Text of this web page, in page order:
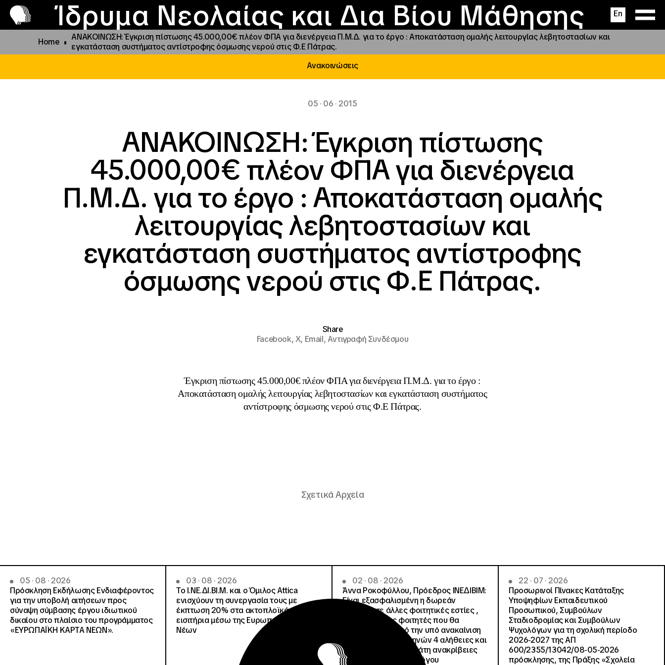
Ίδρυμα Νεολαίας και Δια Βίου Μάθησης En
Το ΙΝΕΔΙΒΙΜ
Προγράμματα και δράσεις
Φοιτητικές Εστίες
Παραχώρηση αιγίδας
Νέα
Επικοινωνία
Home
ΑΝΑΚΟΙΝΩΣΗ: Έγκριση πίστωσης 45.000,00€ πλέον ΦΠΑ για διενέργεια Π.Μ.Δ. για το έργο : Αποκατάσταση ομαλής λειτουργίας λεβητοστασίων και
εγκατάσταση συστήματος αντίστροφης όσμωσης νερού στις Φ.Ε Πάτρας.
Ανακοινώσεις
05 · 06 · 2015
ΑΝΑΚΟΙΝΩΣΗ: Έγκριση πίστωσης
45.000,00€ πλέον ΦΠΑ για διενέργεια
Π.Μ.Δ. για το έργο : Αποκατάσταση ομαλής
λειτουργίας λεβητοστασίων και
εγκατάσταση συστήματος αντίστροφης
όσμωσης νερού στις Φ.Ε Πάτρας.
Share
Facebook,X, Email,Αντιγραφή Συνδέσμου
Έγκριση πίστωσης 45.000,00€ πλέον ΦΠΑ για διενέργεια Π.Μ.Δ. για το έργο :
Αποκατάσταση ομαλής λειτουργίας λεβητοστασίων και εγκατάσταση συστήματος
αντίστροφης όσμωσης νερού στις Φ.Ε Πάτρας.
Σχετικά Αρχεία
05 · 08 · 2026
Πρόσκληση Εκδήλωσης Ενδιαφέροντος
για την υποβολή αιτήσεων προς
σύναψη σύμβασης έργου ιδιωτικού
δικαίου στο πλαίσιο του προγράμματος
«ΕΥΡΩΠΑΪΚΗ ΚΑΡΤΑ ΝΕΩΝ».
03 · 08 · 2026
Το Ι.ΝΕ.ΔΙ.ΒΙ.Μ. και o Όμιλος Attica
ενισχύουν τη συνεργασία τους με
έκπτωση 20% στα ακτοπλοϊκά
εισιτήρια μέσω της Ευρωπαϊκής Κάρτας
Νέων
02 · 08 · 2026
Άννα Ροκοφύλλου, Πρόεδρος ΙΝΕΔΙΒΙΜ:
Είναι εξασφαλισμένη η δωρεάν
στέγαση σε άλλες φοιτητικές εστίες ,
για όλους τους φοιτητές που θα
μετακινηθούν από την υπό ανακαίνιση
Φοιτητική Εστία Αθηνών 4 αλήθειες και
4 ψέματα για την γεμάτη ανακρίβειες
ανακοίνωση του Συλλόγου
22 · 07 · 2026
Προσωρινοί Πίνακες Κατάταξης
Υποψηφίων Εκπαιδευτικού
Προσωπικού, Συμβούλων
Σταδιοδρομίας και Συμβούλων
Ψυχολόγων για τη σχολική περίοδο
2026-2027 της ΑΠ
600/2355/13042/08-05-2026
πρόσκλησης, της Πράξης «Σχολεία